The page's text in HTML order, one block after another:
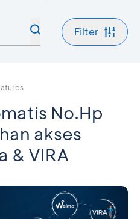
Filter
No.Hp
akses
& VIRA